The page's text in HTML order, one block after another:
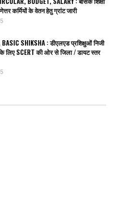
कर्मियों के वेतन हेतु ग्रांट जारी
BASIC SHIKSHA : डीएलएड प्रशिक्षुओं निजी
के लिए SCERT की ओर से जिला / डायट स्तर